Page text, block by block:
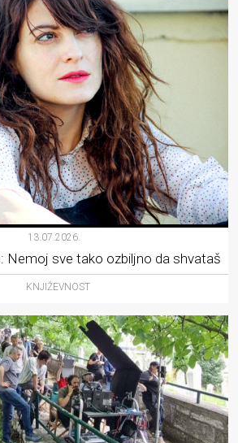
13.07.2026.
Nemoj sve tako ozbiljno da shvataš
KNJIŽEVNOST